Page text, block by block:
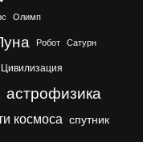
Олимп
Робот Сатурн
Цивилизация
астрофизика
космоса спутник